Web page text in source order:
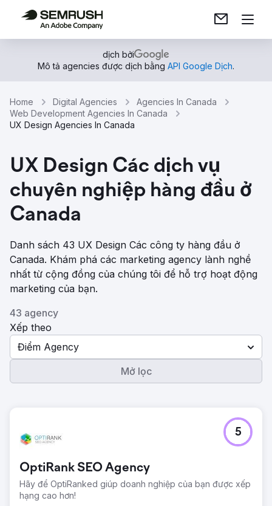
dịch bởi
Mô tả agencies được dịch bằng API Google Dịch.
Home Digital Agencies
Agencies In Canada
Web Development Agencies In Canada
UX Design Agencies In Canada
UX Design Các dịch vụ
chuyên nghiệp hàng đầu ở
Canada
Danh sách 43 UX Design Các công ty hàng đầu ở
Canada. Khám phá các marketing agency lành nghề
nhất từ ​​cộng đồng của chúng tôi để hỗ trợ hoạt động
marketing của bạn.
43 agency
Xếp theo
Điểm Agency
Mở lọc
OptiRank SEO Agency
Hãy để OptiRanked giúp doanh nghiệp của bạn được xếp
hạng cao hơn!
5